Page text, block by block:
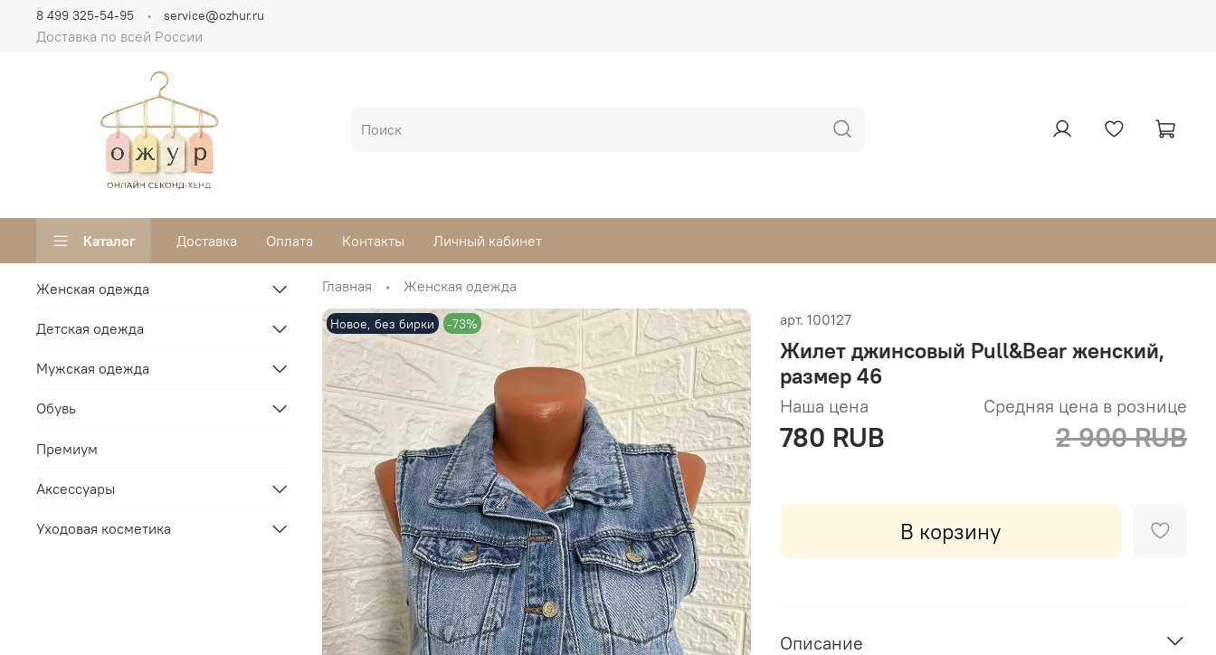
Доставка по всей России
8 499 325-54-95 service@ozhur.ru
Каталог Доставка Оплата Контакты Личный кабинет
Главная Женская одежда
Новое, без бирки -73% арт. 100127
Жилет джинсовый Pull&Bear женский,
размер 46
Наша цена
780 RUB
Средняя цена в рознице
2 900 RUB
В корзину
Описание
Женская одежда
Детская одежда
Мужская одежда
Обувь
Премиум
Аксессуары
Уходовая косметика